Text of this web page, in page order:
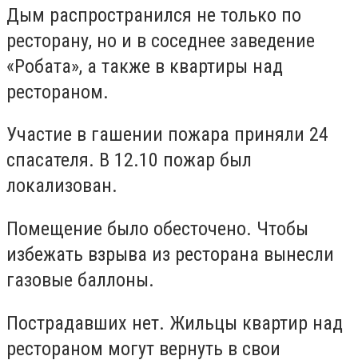
Дым распространился не только по
ресторану, но и в соседнее заведение
«Робата», а также в квартиры над
рестораном.
Участие в гашении пожара приняли 24
спасателя. В 12.10 пожар был
локализован.
Помещение было обесточено. Чтобы
избежать взрыва из ресторана вынесли
газовые баллоны.
Пострадавших нет. Жильцы квартир над
рестораном могут вернуть в свои